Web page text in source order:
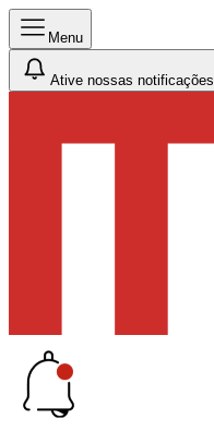
Menu
Ative nossas notificações